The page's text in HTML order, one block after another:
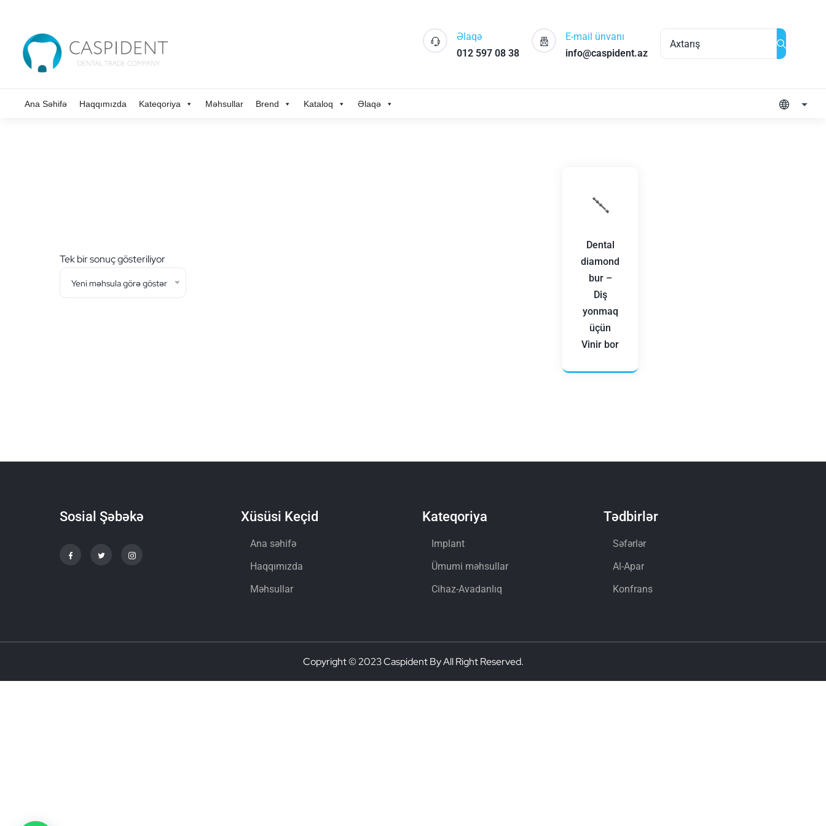
Əlaqə
012 597 08 38
E-mail ünvanı
info@caspident.az
Ana Səhifə Haqqımızda Kateqoriya Məhsullar Brend Kataloq Əlaqə
Tek bir sonuç gösteriliyor
Yeni məhsula görə göstər
Dental
diamond
bur –
Diş
yonmaq
üçün
Vinir bor
Sosial Şəbəkə Xüsüsi Keçid
Ana səhifə
Haqqımızda
Məhsullar
Kateqoriya
Implant
Ümumi məhsullar
Cihaz-Avadanlıq
Tədbirlər
Səfərlər
Al-Apar
Konfrans
Copyright © 2023 Caspident By All Right Reserved.